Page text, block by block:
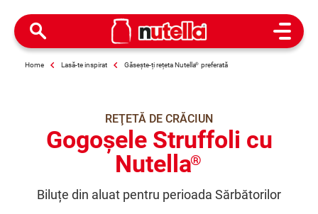
Open
Home Lasă-te inspirat Găsește-ți rețeta Nutella® preferată
REŢETĂ DE CRĂCIUN
Gogoșele Struffoli cu
Nutella®
Biluțe din aluat pentru perioada Sărbătorilor